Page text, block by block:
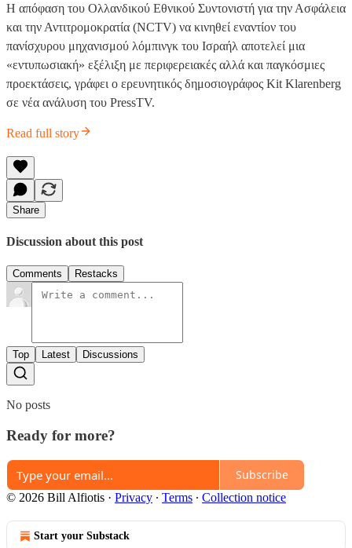
Η απόφαση του Ολλανδικού Εθνικού Συντονιστή για την Ασφάλεια
και την Αντιτρομοκρατία (NCTV) να κινηθεί εναντίον του
πανίσχυρου μηχανισμού λόμπινγκ του Ισραήλ αποτελεί μια
«εντυπωσιακή» εξέλιξη με περιφερειακές αλλά και παγκόσμιες
προεκτάσεις, γράφει ο ερευνητικός δημοσιογράφος Kit Klarenberg
σε νέα ανάλυση του PressTV.
Read full story
Share
Discussion about this post
Comments Restacks
Top Latest Discussions
No posts
Ready for more?
Subscribe
© 2026 Bill Alfiotis · Privacy ∙ Terms ∙ Collection notice
Start your Substack